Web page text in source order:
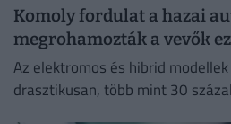
Komoly fordulat a hazai
megrohamozták a vevők
Az elektromos és hibrid
drasztikusan, több mint 30